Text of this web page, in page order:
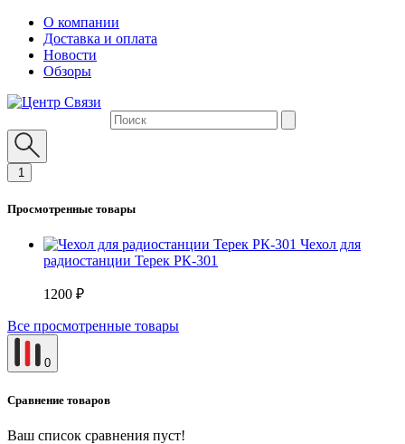
О компании
Доставка и оплата
Новости
Обзоры
1
Просмотренные товары
Чехол для
радиостанции Терек РК-301
1200 ₽
Все просмотренные товары
0
Сравнение товаров
Ваш список сравнения пуст!